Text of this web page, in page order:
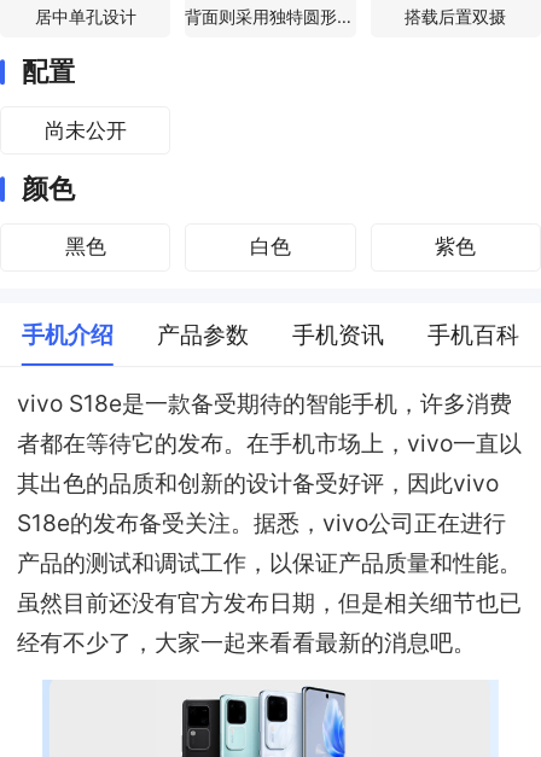
居中单孔设计 背面则采用独特圆形相机Deco 搭载后置双摄
配置
尚未公开
颜色
黑色 白色 紫色
手机介绍 产品参数 手机资讯 手机百科
vivo S18e是一款备受期待的智能手机，许多消费
者都在等待它的发布。在手机市场上，vivo一直以
其出色的品质和创新的设计备受好评，因此vivo
S18e的发布备受关注。据悉，vivo公司正在进行
产品的测试和调试工作，以保证产品质量和性能。
虽然目前还没有官方发布日期，但是相关细节也已
经有不少了，大家一起来看看最新的消息吧。